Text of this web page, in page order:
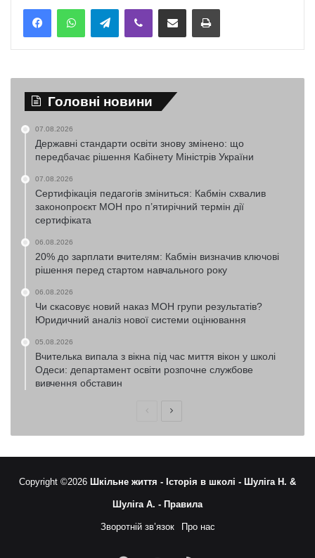
TelegramViber Надіслати електронною поштоюНадрукувати
Головні новини
07.08.2026
Державні стандарти освіти знову змінено: що
передбачає рішення Кабінету Міністрів України
07.08.2026
Сертифікація педагогів зміниться: Кабмін схвалив
законопроєкт МОН про п’ятирічний термін дії
сертифіката
06.08.2026
20% до зарплати вчителям: Кабмін визначив ключові
рішення перед стартом навчального року
06.08.2026
Чи скасовує новий наказ МОН групи результатів?
Юридичний аналіз нової системи оцінювання
05.08.2026
Вчителька випала з вікна під час миття вікон у школі
Одеси: департамент освіти розпочне службове
вивчення обставин
ПопередняНаступна
Copyright ©2026 Шкільне життя - Історія в школі - Шуліга Н. &
Шуліга А. - Правила
Зворотній зв’язок Про нас